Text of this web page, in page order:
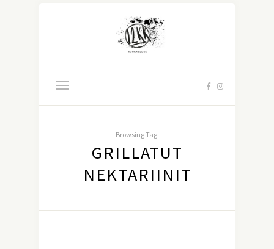
Browsing Tag:
GRILLATUT
NEKTARIINIT